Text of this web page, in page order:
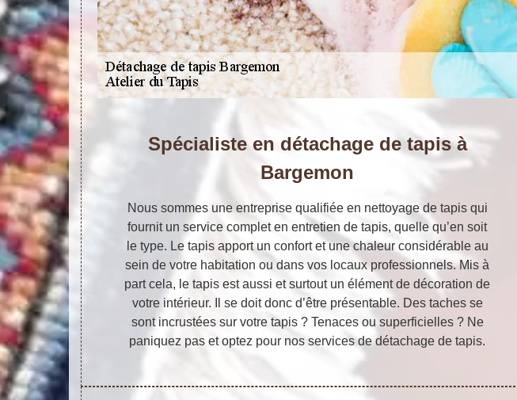
Spécialiste en détachage de tapis à
Bargemon
Nous sommes une entreprise qualifiée en nettoyage de tapis qui
fournit un service complet en entretien de tapis, quelle qu’en soit
le type. Le tapis apport un confort et une chaleur considérable au
sein de votre habitation ou dans vos locaux professionnels. Mis à
part cela, le tapis est aussi et surtout un élément de décoration de
votre intérieur. Il se doit donc d’être présentable. Des taches se
sont incrustées sur votre tapis ? Tenaces ou superficielles ? Ne
paniquez pas et optez pour nos services de détachage de tapis.